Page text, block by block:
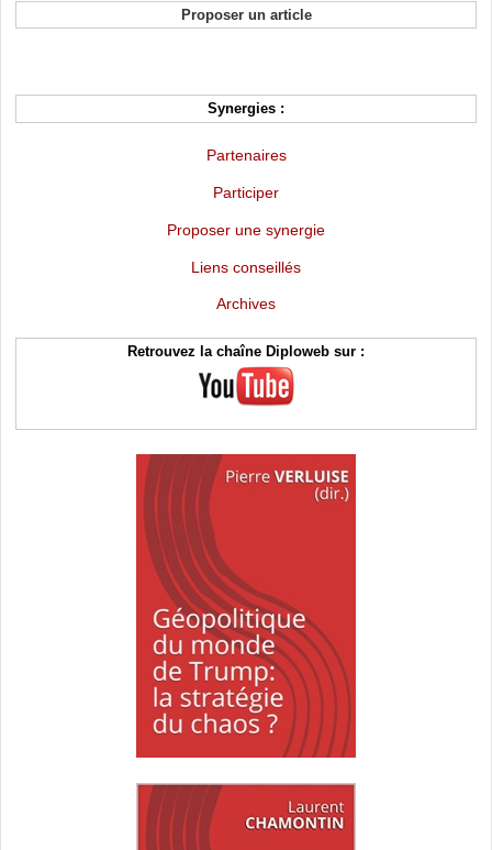
Proposer un article
Synergies :
Partenaires
Participer
Proposer une synergie
Liens conseillés
Archives
Retrouvez la chaîne Diploweb sur :